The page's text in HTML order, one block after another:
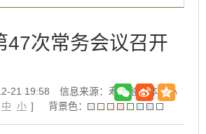
47次常务会议召开
21 19:58
信息来源：寿县融媒体中心
中 小 ] 背景色：